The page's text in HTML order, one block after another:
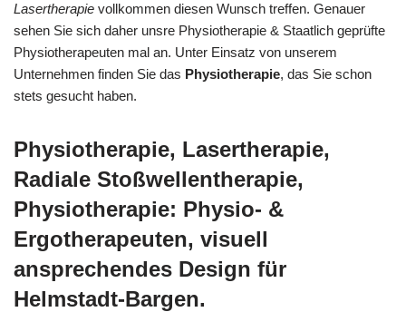
Lasertherapie vollkommen diesen Wunsch treffen. Genauer
sehen Sie sich daher unsre Physiotherapie & Staatlich geprüfte
Physiotherapeuten mal an. Unter Einsatz von unserem
Unternehmen finden Sie das Physiotherapie, das Sie schon
stets gesucht haben.
Physiotherapie, Lasertherapie,
Radiale Stoßwellentherapie,
Physiotherapie: Physio- &
Ergotherapeuten, visuell
ansprechendes Design für
Helmstadt-Bargen.